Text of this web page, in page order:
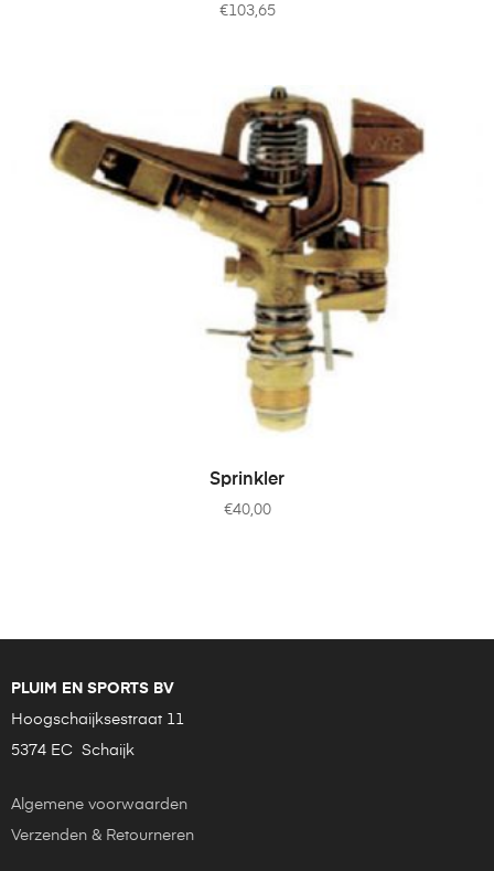
€103,65
TOEVOEGEN AAN WINKELWAGEN
Sprinkler
€40,00
PLUIM EN SPORTS BV
Hoogschaijksestraat 11
5374 EC Schaijk
Algemene voorwaarden
Verzenden & Retourneren